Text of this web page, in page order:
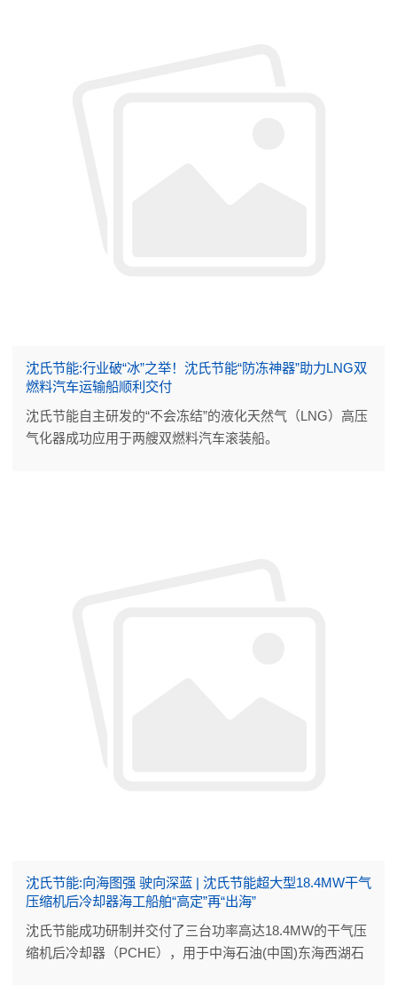
沈氏节能:行业破“冰”之举！沈氏节能“防冻神器”助力LNG双
燃料汽车运输船顺利交付
沈氏节能自主研发的“不会冻结”的液化天然气（LNG）高压
气化器成功应用于两艘双燃料汽车滚装船。
沈氏节能:向海图强 驶向深蓝 | 沈氏节能超大型18.4MW干气
压缩机后冷却器海工船舶“高定”再“出海”
沈氏节能成功研制并交付了三台功率高达18.4MW的干气压
缩机后冷却器（PCHE），用于中海石油(中国)东海西湖石